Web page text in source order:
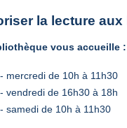
la lecture
vous accueille :
- mercredi de 10h à 11h30
- vendredi de 16h30 à 18h
- samedi de 10h à 11h30